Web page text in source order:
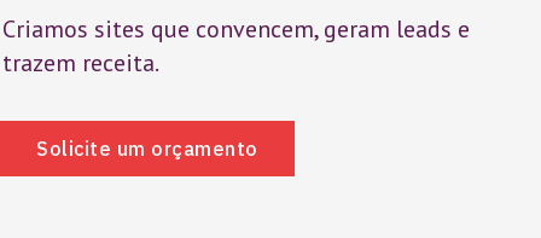
Criamos sites que convencem, geram leads e
trazem receita.
Solicite um orçamento